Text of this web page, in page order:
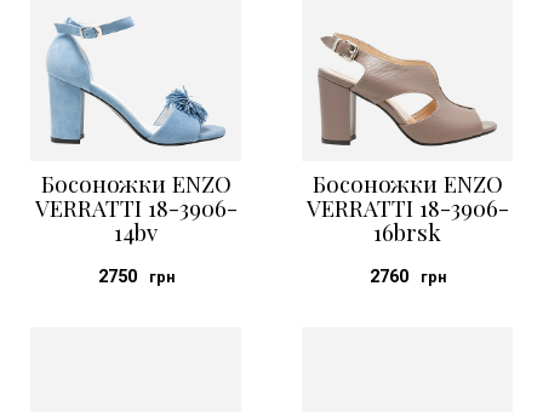
Босоножки ENZO
VERRATTI 18-3906-
14bv
2750 грн
Босоножки ENZO
VERRATTI 18-3906-
16brsk
2760 грн